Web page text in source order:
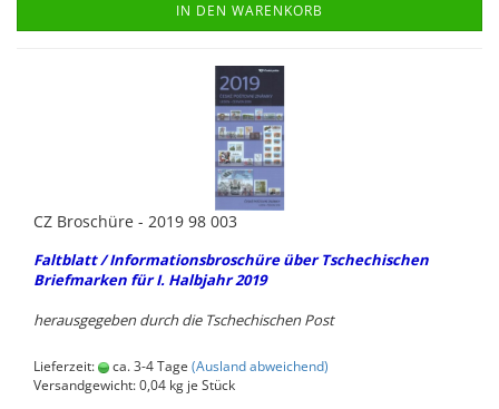
IN DEN WARENKORB
CZ Bro­schü­re - 2019 98 003
Falt­blatt / In­for­ma­ti­ons­bro­schü­re über Tsche­chi­schen
Brief­mar­ken für I. Halb­jahr 2019
her­aus­ge­ge­ben durch die Tsche­chi­schen Post
Lieferzeit: ca. 3-4 Tage (Ausland abweichend)
Versandgewicht:0,04 kg je Stück